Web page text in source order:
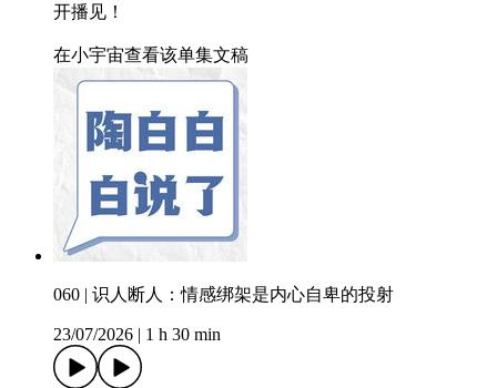
开播见！
在小宇宙查看该单集文稿
060 | 识人断人：情感绑架是内心自卑的投射
23/07/2026 1 h 30 min